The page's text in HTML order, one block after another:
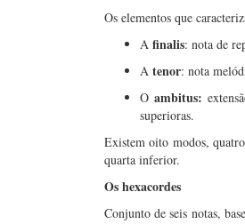
Os elementos que
A finalis: nota de
A tenor: nota
O ambitus:
superioras.
Existem oito modos,
quarta inferior.
Os hexacordes
Conjunto de seis notas,